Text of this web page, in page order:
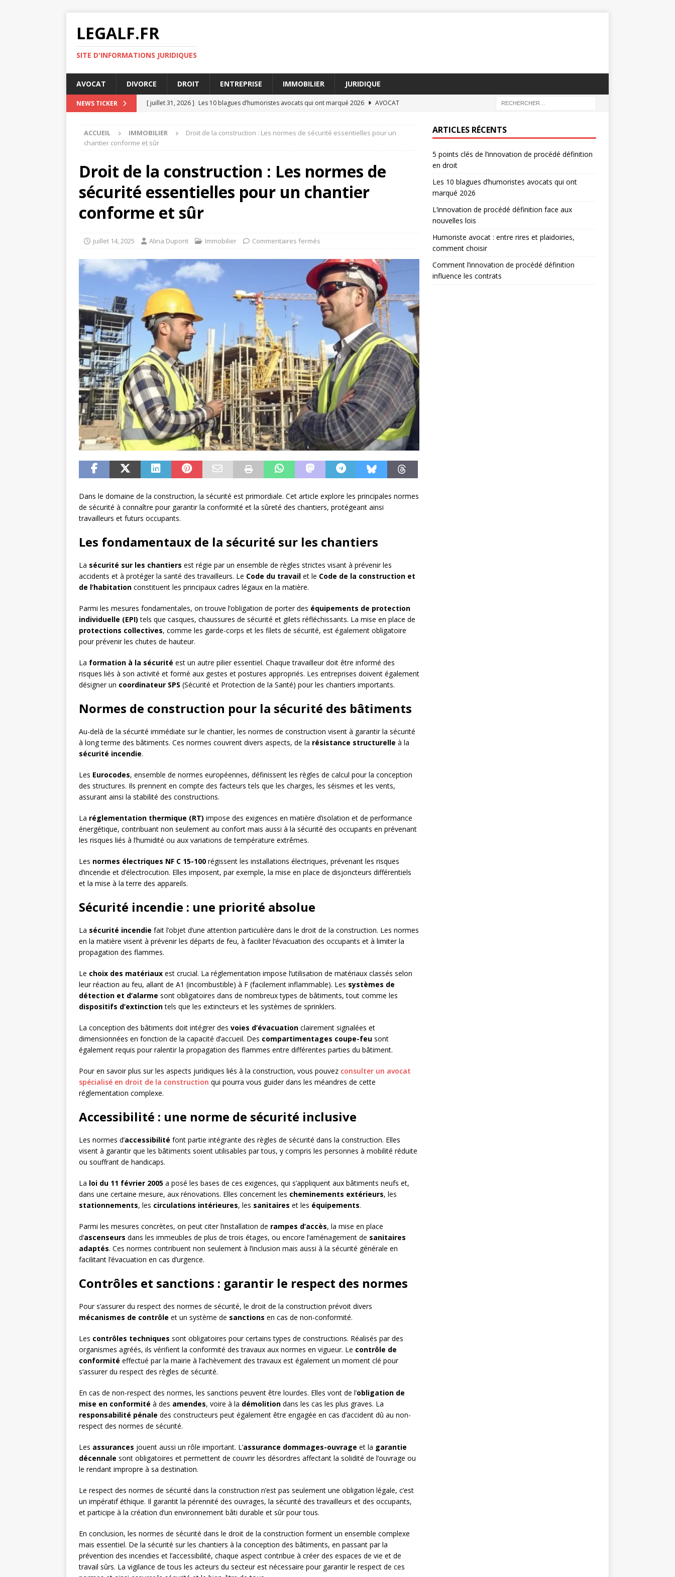
LEGALF.FR
SITE D'INFORMATIONS JURIDIQUES
AVOCAT DIVORCE DROIT ENTREPRISE IMMOBILIER JURIDIQUE
NEWS TICKER [ juillet 31, 2026 ] Les 10 blagues d’humoristes avocats qui ont marqué 2026
AVOCAT
[ juillet 23, 2026 ] Humoriste avocat : entre rires et plaidoiries, comment choisir
AVOCAT
DROIT
[ août 4, 2026 ] 5 points clés de l’innovation de procédé définition en droit DROIT
ACCUEIL IMMOBILIER
Droit de la construction : Les normes de sécurité essentielles pour un
chantier conforme et sûr
Droit de la construction : Les normes de
sécurité essentielles pour un chantier
conforme et sûr
juillet 14, 2025 Alina Dupont Immobilier Commentaires fermés
Dans le domaine de la construction, la sécurité est primordiale. Cet article explore les principales normes
de sécurité à connaître pour garantir la conformité et la sûreté des chantiers, protégeant ainsi
travailleurs et futurs occupants.
Les fondamentaux de la sécurité sur les chantiers
La sécurité sur les chantiers est régie par un ensemble de règles strictes visant à prévenir les
accidents et à protéger la santé des travailleurs. Le Code du travail et le Code de la construction et
de l’habitation constituent les principaux cadres légaux en la matière.
Parmi les mesures fondamentales, on trouve l’obligation de porter des équipements de protection
individuelle (EPI) tels que casques, chaussures de sécurité et gilets réfléchissants. La mise en place de
protections collectives, comme les garde-corps et les filets de sécurité, est également obligatoire
pour prévenir les chutes de hauteur.
La formation à la sécurité est un autre pilier essentiel. Chaque travailleur doit être informé des
risques liés à son activité et formé aux gestes et postures appropriés. Les entreprises doivent également
désigner un coordinateur SPS (Sécurité et Protection de la Santé) pour les chantiers importants.
Normes de construction pour la sécurité des bâtiments
Au-delà de la sécurité immédiate sur le chantier, les normes de construction visent à garantir la sécurité
à long terme des bâtiments. Ces normes couvrent divers aspects, de la résistance structurelle à la
sécurité incendie.
Les Eurocodes, ensemble de normes européennes, définissent les règles de calcul pour la conception
des structures. Ils prennent en compte des facteurs tels que les charges, les séismes et les vents,
assurant ainsi la stabilité des constructions.
La réglementation thermique (RT) impose des exigences en matière d’isolation et de performance
énergétique, contribuant non seulement au confort mais aussi à la sécurité des occupants en prévenant
les risques liés à l’humidité ou aux variations de température extrêmes.
Les normes électriques NF C 15-100 régissent les installations électriques, prévenant les risques
d’incendie et d’électrocution. Elles imposent, par exemple, la mise en place de disjoncteurs différentiels
et la mise à la terre des appareils.
Sécurité incendie : une priorité absolue
La sécurité incendie fait l’objet d’une attention particulière dans le droit de la construction. Les normes
en la matière visent à prévenir les départs de feu, à faciliter l’évacuation des occupants et à limiter la
propagation des flammes.
Le choix des matériaux est crucial. La réglementation impose l’utilisation de matériaux classés selon
leur réaction au feu, allant de A1 (incombustible) à F (facilement inflammable). Les systèmes de
détection et d’alarme sont obligatoires dans de nombreux types de bâtiments, tout comme les
dispositifs d’extinctiontels que les extincteurs et les systèmes de sprinklers.
La conception des bâtiments doit intégrer des voies d’évacuation clairement signalées et
dimensionnées en fonction de la capacité d’accueil. Des compartimentages coupe-feu sont
également requis pour ralentir la propagation des flammes entre différentes parties du bâtiment.
Pour en savoir plus sur les aspects juridiques liés à la construction, vous pouvez consulter un avocat
spécialisé en droit de la construction qui pourra vous guider dans les méandres de cette
réglementation complexe.
Accessibilité : une norme de sécurité inclusive
Les normes d’accessibilité font partie intégrante des règles de sécurité dans la construction. Elles
visent à garantir que les bâtiments soient utilisables par tous, y compris les personnes à mobilité réduite
ou souffrant de handicaps.
La loi du 11 février 2005 a posé les bases de ces exigences, qui s’appliquent aux bâtiments neufs et,
dans une certaine mesure, aux rénovations. Elles concernent les cheminements extérieurs, les
stationnements, les circulations intérieures, les sanitaires et les équipements.
Parmi les mesures concrètes, on peut citer l’installation de rampes d’accès, la mise en place
d’ascenseurs dans les immeubles de plus de trois étages, ou encore l’aménagement de sanitaires
adaptés. Ces normes contribuent non seulement à l’inclusion mais aussi à la sécurité générale en
facilitant l’évacuation en cas d’urgence.
Contrôles et sanctions : garantir le respect des normes
Pour s’assurer du respect des normes de sécurité, le droit de la construction prévoit divers
mécanismes de contrôle et un système de sanctions en cas de non-conformité.
Les contrôles techniques sont obligatoires pour certains types de constructions. Réalisés par des
organismes agréés, ils vérifient la conformité des travaux aux normes en vigueur. Le contrôle de
conformité effectué par la mairie à l’achèvement des travaux est également un moment clé pour
s’assurer du respect des règles de sécurité.
En cas de non-respect des normes, les sanctions peuvent être lourdes. Elles vont de l’obligation de
mise en conformité à des amendes, voire à la démolition dans les cas les plus graves. La
responsabilité pénale des constructeurs peut également être engagée en cas d’accident dû au non-
respect des normes de sécurité.
Les assurances jouent aussi un rôle important. L’assurance dommages-ouvrage et la garantie
décennale sont obligatoires et permettent de couvrir les désordres affectant la solidité de l’ouvrage ou
le rendant impropre à sa destination.
Le respect des normes de sécurité dans la construction n’est pas seulement une obligation légale, c’est
un impératif éthique. Il garantit la pérennité des ouvrages, la sécurité des travailleurs et des occupants,
et participe à la création d’un environnement bâti durable et sûr pour tous.
En conclusion, les normes de sécurité dans le droit de la construction forment un ensemble complexe
mais essentiel. De la sécurité sur les chantiers à la conception des bâtiments, en passant par la
prévention des incendies et l’accessibilité, chaque aspect contribue à créer des espaces de vie et de
travail sûrs. La vigilance de tous les acteurs du secteur est nécessaire pour garantir le respect de ces
ARTICLES RÉCENTS
5 points clés de l’innovation de procédé définition
en droit
Les 10 blagues d’humoristes avocats qui ont
marqué 2026
L’innovation de procédé définition face aux
nouvelles lois
Humoriste avocat : entre rires et plaidoiries,
comment choisir
Comment l’innovation de procédé définition
influence les contrats